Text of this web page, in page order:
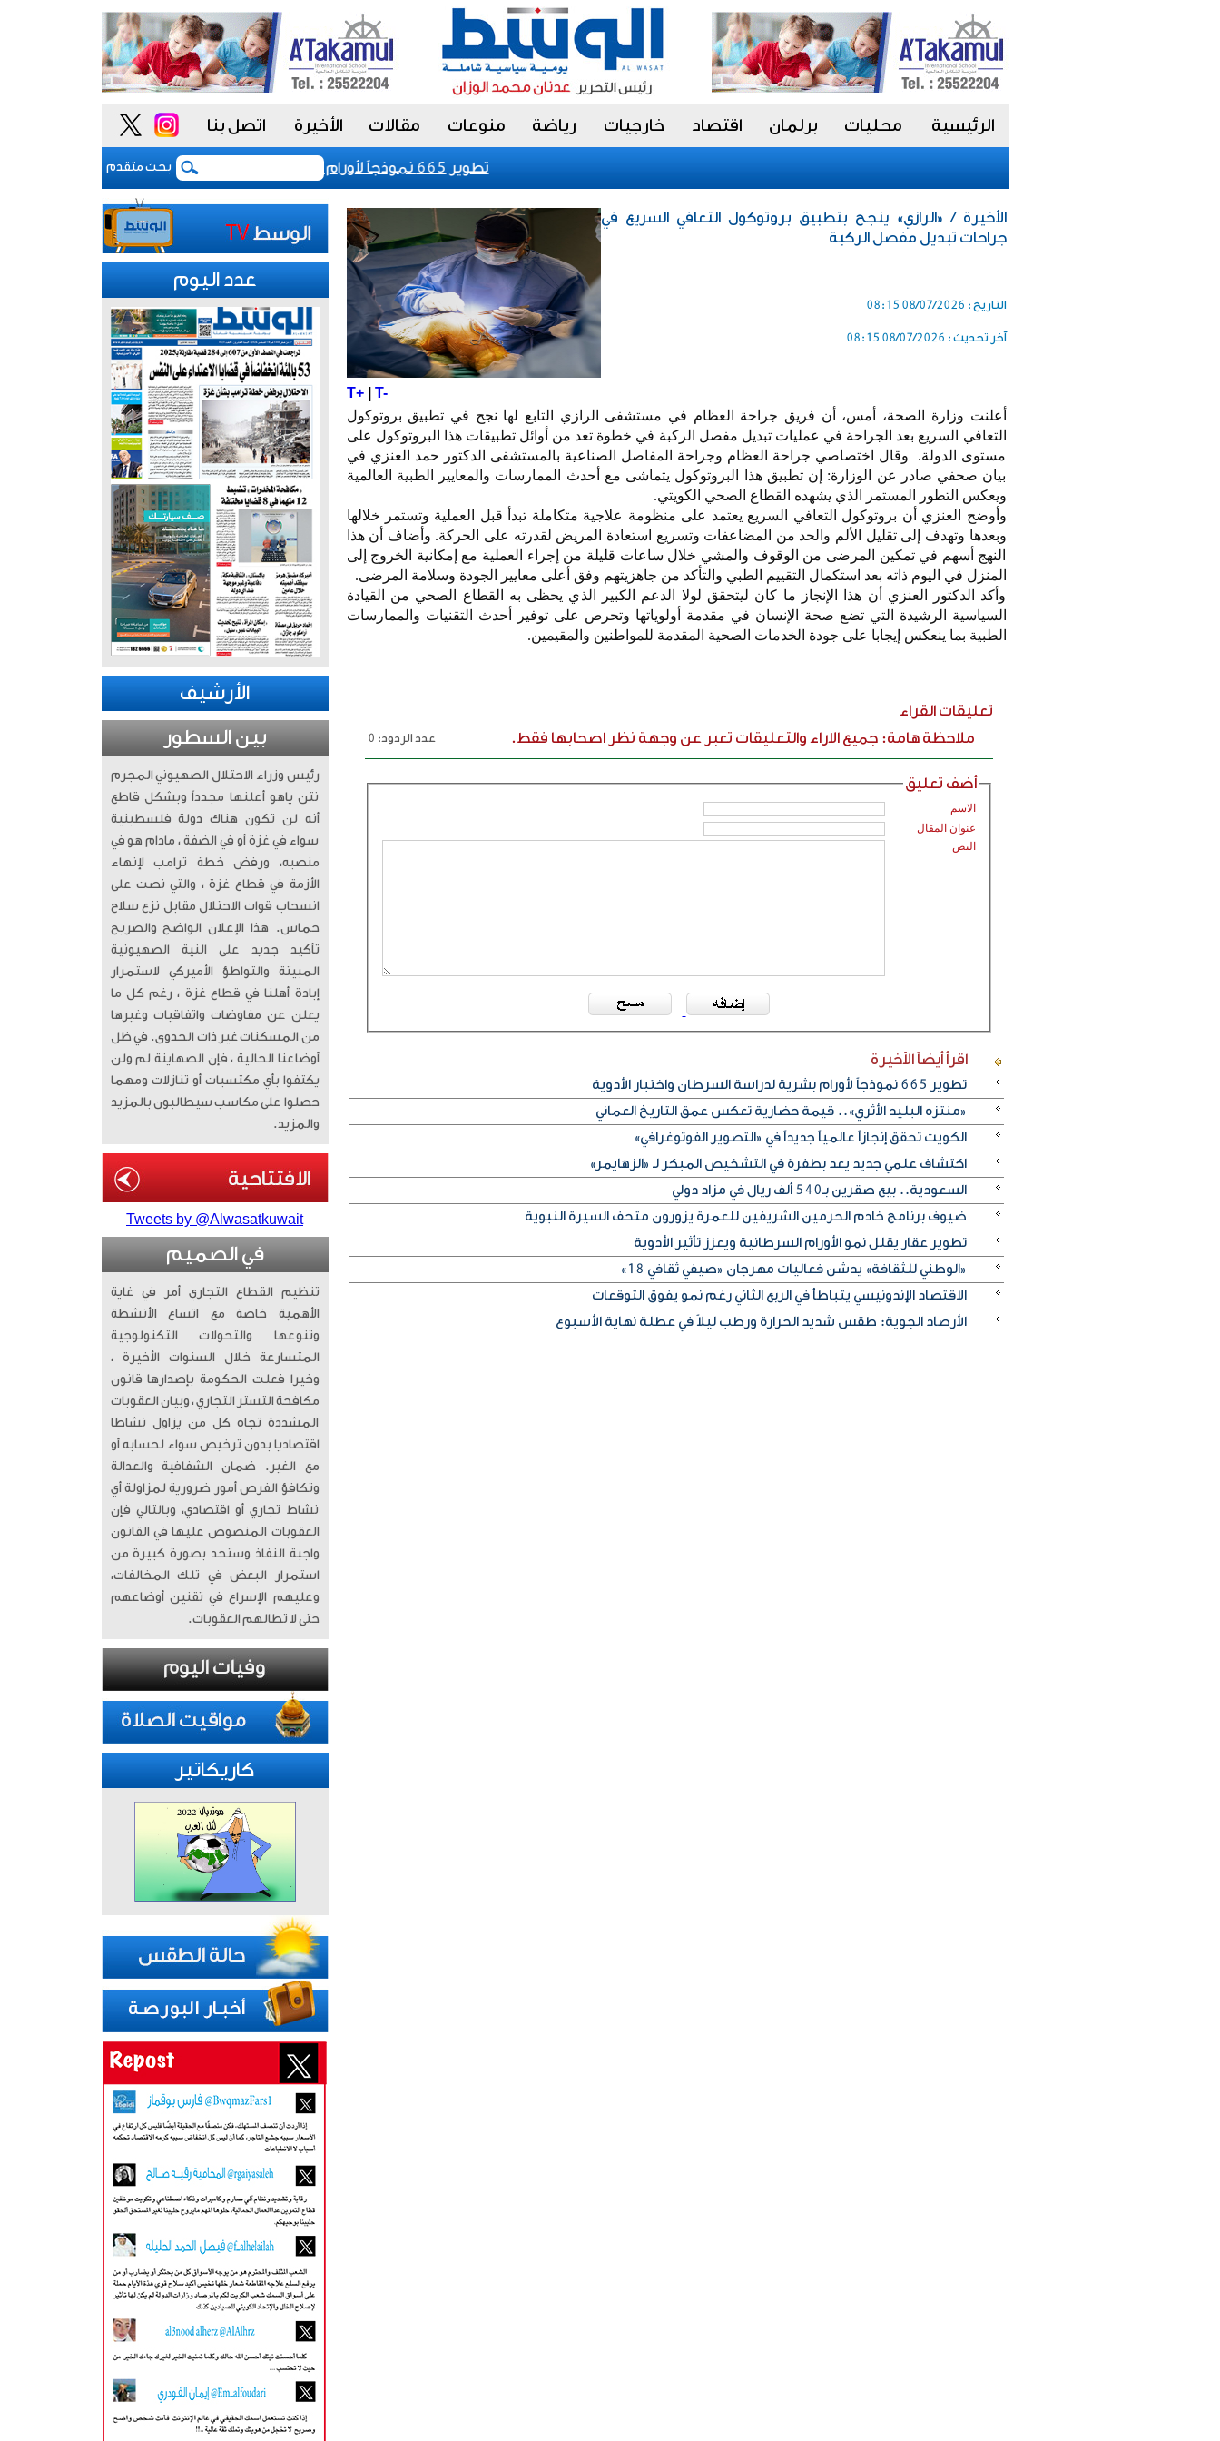
الرئيسية محليات برلمان اقتصاد خارجيات رياضة منوعات مقالات الأخيرة اتصل بنا
بحث متقدم تطوير 665 نموذجاً لأورام بشرية لدراسة السرطان واختبار الأدوية
الأخيرة / «الرازي» ينجح بتطبيق بروتوكول التعافي السريع في
جراحات تبديل مفصل الركبة
التاريخ : 08/07/2026 08:15
آخر تحديث : 08/07/2026 08:15
T+| T-
أعلنت وزارة الصحة، أمس، أن فريق جراحة العظام في مستشفى الرازي التابع لها نجح في تطبيق بروتوكول
التعافي السريع بعد الجراحة في عمليات تبديل مفصل الركبة في خطوة تعد من أوائل تطبيقات هذا البروتوكول على
مستوى الدولة. وقال اختصاصي جراحة العظام وجراحة المفاصل الصناعية بالمستشفى الدكتور حمد العنزي في
بيان صحفي صادر عن الوزارة: إن تطبيق هذا البروتوكول يتماشى مع أحدث الممارسات والمعايير الطبية العالمية
ويعكس التطور المستمر الذي يشهده القطاع الصحي الكويتي.
وأوضح العنزي أن بروتوكول التعافي السريع يعتمد على منظومة علاجية متكاملة تبدأ قبل العملية وتستمر خلالها
وبعدها وتهدف إلى تقليل الألم والحد من المضاعفات وتسريع استعادة المريض لقدرته على الحركة. وأضاف أن هذا
النهج أسهم في تمكين المرضى من الوقوف والمشي خلال ساعات قليلة من إجراء العملية مع إمكانية الخروج إلى
المنزل في اليوم ذاته بعد استكمال التقييم الطبي والتأكد من جاهزيتهم وفق أعلى معايير الجودة وسلامة المرضى.
وأكد الدكتور العنزي أن هذا الإنجاز ما كان ليتحقق لولا الدعم الكبير الذي يحظى به القطاع الصحي من القيادة
السياسية الرشيدة التي تضع صحة الإنسان في مقدمة أولوياتها وتحرص على توفير أحدث التقنيات والممارسات
الطبية بما ينعكس إيجابا على جودة الخدمات الصحية المقدمة للمواطنين والمقيمين.
تعليقات القراء
ملاحظة هامة: جميع الاراء والتعليقات تعبر عن وجهة نظر اصحابها فقط.
عدد الردود: 0
أضف تعليق
الاسم
عنوان المقال
النص
اقرأ أيضاًالأخيرة
تطوير 665 نموذجاً لأورام بشرية لدراسة السرطان واختبار الأدوية
«منتزه البليد الأثري».. قيمة حضارية تعكس عمق التاريخ العماني
الكويت تحقق إنجازاً عالمياً جديداً في «التصوير الفوتوغرافي»
اكتشاف علمي جديد يعد بطفرة في التشخيص المبكر لـ «الزهايمر»
السعودية.. بيع صقرين بـ540 ألف ريال في مزاد دولي
ضيوف برنامج خادم الحرمين الشريفين للعمرة يزورون متحف السيرة النبوية
تطوير عقار يقلل نمو الأورام السرطانية ويعزز تأثير الأدوية
«الوطني للثقافة» يدشن فعاليات مهرجان «صيفي ثقافي 18»
الاقتصاد الإندونيسي يتباطأ في الربع الثاني رغم نمو يفوق التوقعات
الأرصاد الجوية: طقس شديد الحرارة ورطب ليلاً في عطلة نهاية الأسبوع
عدد اليوم
الأرشيف
بين السطور
رئيس وزراء الاحتلال الصهيوني المجرم
نتن ياهو أعلنها مجدداً وبشكل قاطع
أنه لن تكون هناك دولة فلسطينية
سواء في غزة أو في الضفة ، مادام هو في
منصبه، ورفض خطة ترامب لإنهاء
الأزمة في قطاع غزة ، والتي نصت على
انسحاب قوات الاحتلال مقابل نزع سلاح
حماس. هذا الإعلان الواضح والصريح
تأكيد جديد على النية الصهيونية
المبيتة والتواطؤ الأميركي لاستمرار
إبادة أهلنا في قطاع غزة ، رغم كل ما
يعلن عن مفاوضات واتفاقيات وغيرها
من المسكنات غير ذات الجدوى. في ظل
أوضاعنا الحالية ، فإن الصهاينة لم ولن
يكتفوا بأي مكتسبات أو تنازلات ومهما
حصلوا على مكاسب سيطالبون بالمزيد
والمزيد.
Tweets by @Alwasatkuwait
في الصميم
تنظيم القطاع التجاري أمر في غاية
الأهمية خاصة مع اتساع الأنشطة
وتنوعها والتحولات التكنولوجية
المتسارعة خلال السنوات الأخيرة ،
وخيرا فعلت الحكومة بإصدارها قانون
مكافحة التستر التجاري ، وبيان العقوبات
المشددة تجاه كل من يزاول نشاطا
اقتصاديا بدون ترخيص سواء لحسابه أو
مع الغير. ضمان الشفافية والعدالة
وتكافؤ الفرص أمور ضرورية لمزاولة أي
نشاط تجاري أو اقتصادي، وبالتالي فإن
العقوبات المنصوص عليها في القانون
واجبة النفاذ وستحد بصورة كبيرة من
استمرار البعض في تلك المخالفات،
وعليهم الإسراع في تقنين أوضاعهم
حتى لا تطالهم العقوبات.
كاريكاتير